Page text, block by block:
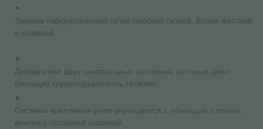
Замена гофрированной сетки плоской сеткой, более жесткой
и плавной.
Добавление двух центральных усилений, которые дают
большую грузоподъемность тележке.
Система крепления руля упрощается с помощью плоских
винтов с потайной головкой.